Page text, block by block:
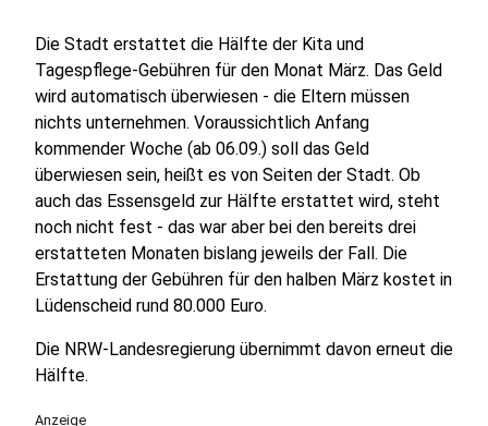
Die Stadt erstattet die Hälfte der Kita und
Tagespflege-Gebühren für den Monat März. Das Geld
wird automatisch überwiesen - die Eltern müssen
nichts unternehmen. Voraussichtlich Anfang
kommender Woche (ab 06.09.) soll das Geld
überwiesen sein, heißt es von Seiten der Stadt. Ob
auch das Essensgeld zur Hälfte erstattet wird, steht
noch nicht fest - das war aber bei den bereits drei
erstatteten Monaten bislang jeweils der Fall. Die
Erstattung der Gebühren für den halben März kostet in
Lüdenscheid rund 80.000 Euro.
Die NRW-Landesregierung übernimmt davon erneut die
Hälfte.
Anzeige